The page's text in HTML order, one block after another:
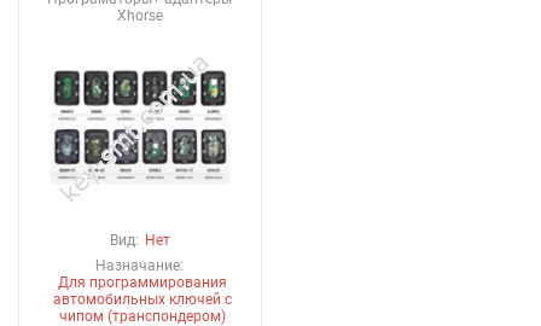
Xhorse
Вид: Нет
Назначание:
Для программирования
автомобильных ключей с
чипом (транспондером)